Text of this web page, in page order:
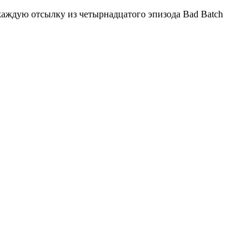
отсылку из четырнадцатого эпизода Bad Batch